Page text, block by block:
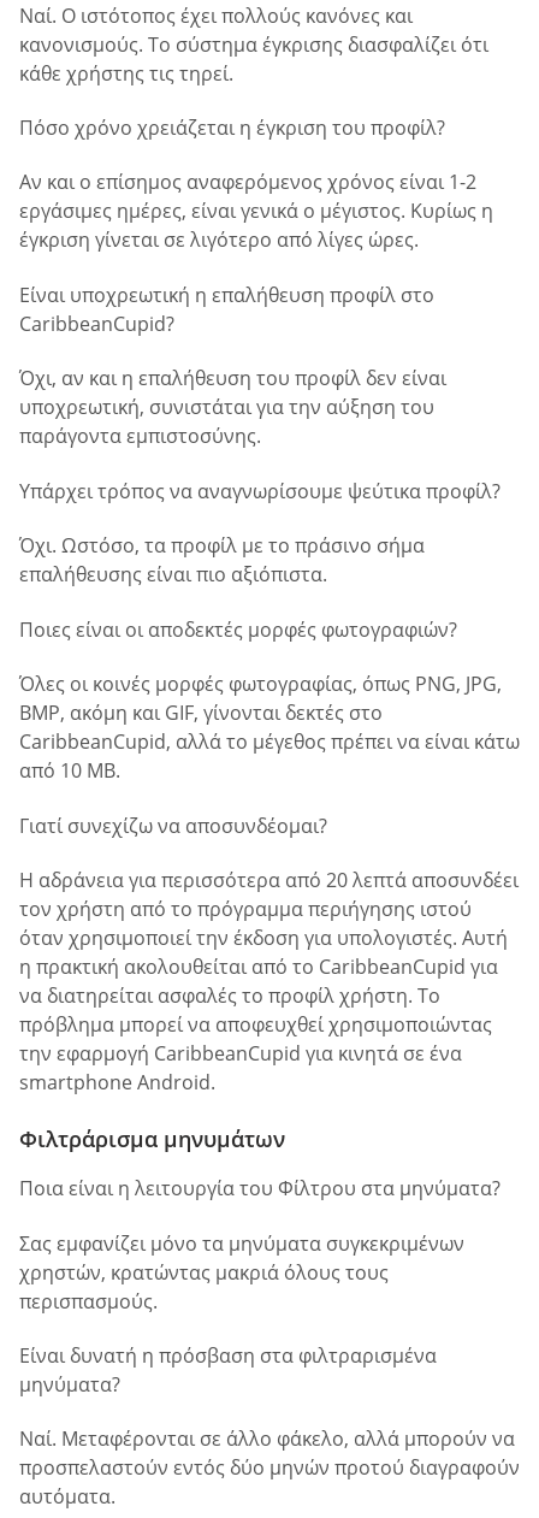
Ναί. Ο ιστότοπος έχει πολλούς κανόνες και
κανονισμούς. Το σύστημα έγκρισης διασφαλίζει ότι
κάθε χρήστης τις τηρεί.
Πόσο χρόνο χρειάζεται η έγκριση του προφίλ?
Αν και ο επίσημος αναφερόμενος χρόνος είναι 1-2
εργάσιμες ημέρες, είναι γενικά ο μέγιστος. Κυρίως η
έγκριση γίνεται σε λιγότερο από λίγες ώρες.
Είναι υποχρεωτική η επαλήθευση προφίλ στο
CaribbeanCupid?
Όχι, αν και η επαλήθευση του προφίλ δεν είναι
υποχρεωτική, συνιστάται για την αύξηση του
παράγοντα εμπιστοσύνης.
Υπάρχει τρόπος να αναγνωρίσουμε ψεύτικα προφίλ?
Όχι. Ωστόσο, τα προφίλ με το πράσινο σήμα
επαλήθευσης είναι πιο αξιόπιστα.
Ποιες είναι οι αποδεκτές μορφές φωτογραφιών?
Όλες οι κοινές μορφές φωτογραφίας, όπως PNG, JPG,
BMP, ακόμη και GIF, γίνονται δεκτές στο
CaribbeanCupid, αλλά το μέγεθος πρέπει να είναι κάτω
από 10 MB.
Γιατί συνεχίζω να αποσυνδέομαι?
Η αδράνεια για περισσότερα από 20 λεπτά αποσυνδέει
τον χρήστη από το πρόγραμμα περιήγησης ιστού
όταν χρησιμοποιεί την έκδοση για υπολογιστές. Αυτή
η πρακτική ακολουθείται από το CaribbeanCupid για
να διατηρείται ασφαλές το προφίλ χρήστη. Το
πρόβλημα μπορεί να αποφευχθεί χρησιμοποιώντας
την εφαρμογή CaribbeanCupid για κινητά σε ένα
smartphone Android.
Φιλτράρισμα μηνυμάτων
Ποια είναι η λειτουργία του Φίλτρου στα μηνύματα?
Σας εμφανίζει μόνο τα μηνύματα συγκεκριμένων
χρηστών, κρατώντας μακριά όλους τους
περισπασμούς.
Είναι δυνατή η πρόσβαση στα φιλτραρισμένα
μηνύματα?
Ναί. Μεταφέρονται σε άλλο φάκελο, αλλά μπορούν να
προσπελαστούν εντός δύο μηνών προτού διαγραφούν
αυτόματα.